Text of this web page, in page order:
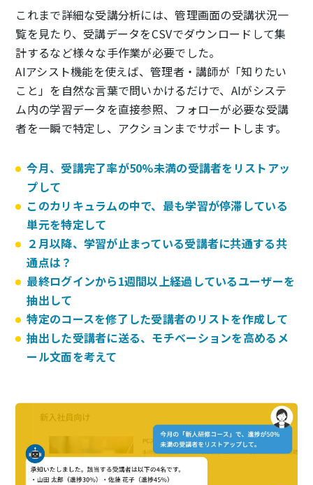
これまで詳細な受講分析には、管理画面の受講状況一
覧を見たり、受講データをCSVでダウンロードして集
計するなど様々な手作業が必要でした。
AIアシスト機能を使えば、管理者・講師が「知りたい
こと」を自然な言葉で問いかけるだけで、AIがシステ
ム内の学習データを直接参照、フォローが必要な受講
者を一瞬で特定し、アクションまでサポートします。
今月、受講完了率が50%未満の受講者をリストアッ
プして
このカリキュラムの中で、最も学習が停滞している
単元を特定して
２月以降、学習が止まっている受講者に共通する共
通点は？
最終ログインから1週間以上経過しているユーザーを
抽出して
特定のコースを修了した受講者のリストを作成して
抽出した受講者に送る、モチベーションを高めるメ
ール文面を考えて